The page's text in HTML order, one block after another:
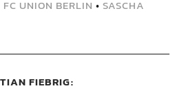
FC UNION BERLIN • SASCHA
FIEBRIG